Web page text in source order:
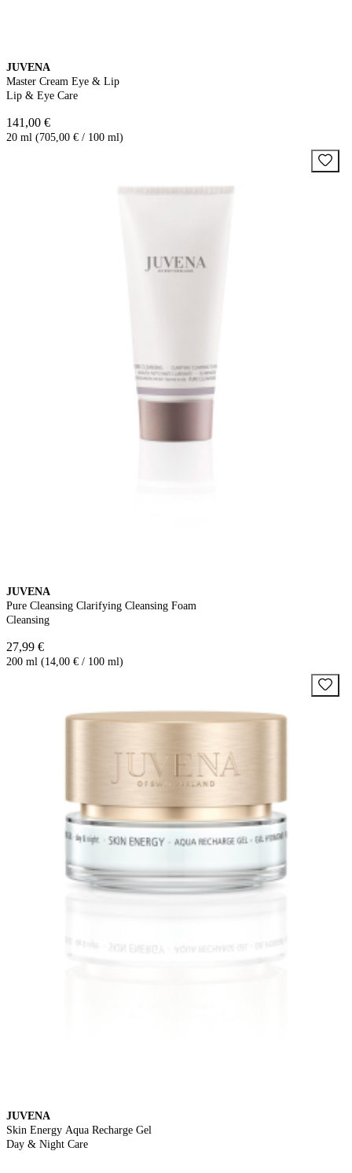
JUVENA
Master Cream Eye & Lip
Lip & Eye Care
141,00 €
20 ml (705,00 € / 100 ml)
JUVENA
Pure Cleansing Clarifying Cleansing Foam
Cleansing
27,99 €
200 ml (14,00 € / 100 ml)
JUVENA
Skin Energy Aqua Recharge Gel
Day & Night Care